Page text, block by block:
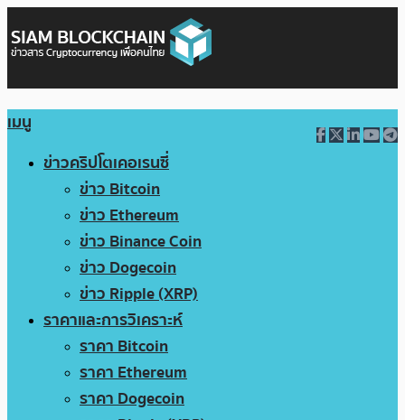
เมนู
ข่าวคริปโตเคอเรนซี่
ข่าว Bitcoin
ข่าว Ethereum
ข่าว Binance Coin
ข่าว Dogecoin
ข่าว Ripple (XRP)
ราคาและการวิเคราะห์
ราคา Bitcoin
ราคา Ethereum
ราคา Dogecoin